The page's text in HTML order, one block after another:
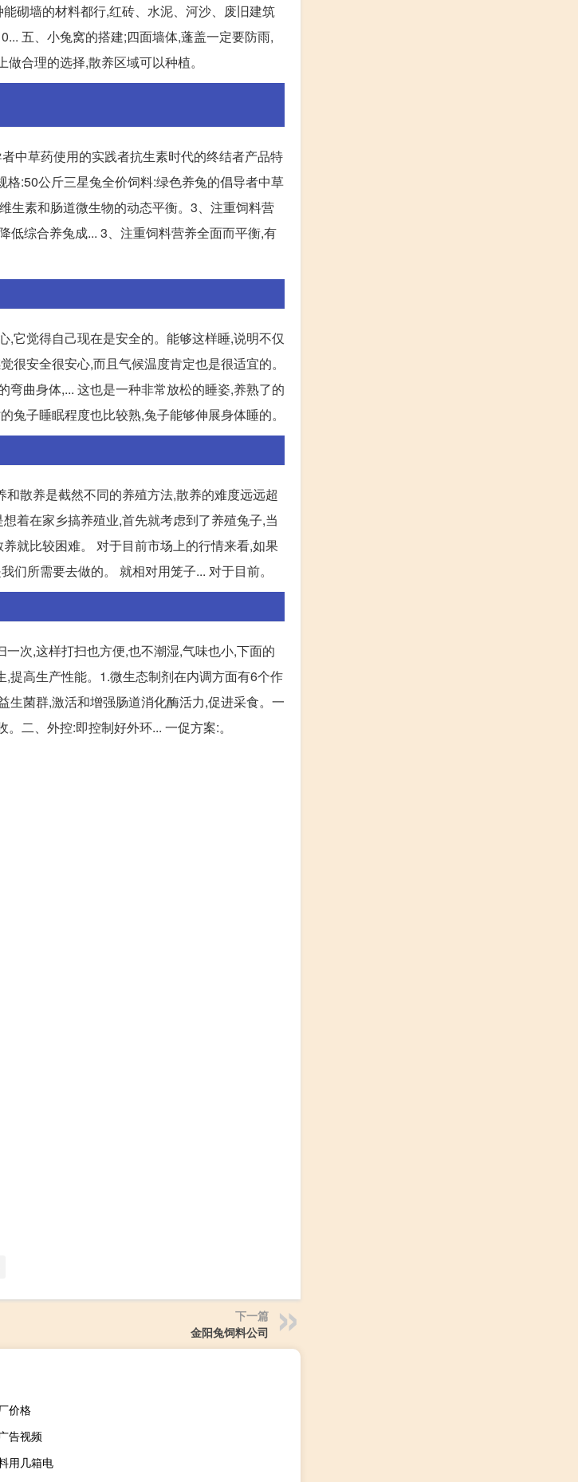
砌墙的材料都行,红砖、水泥、河沙、废旧建筑
五、小兔窝的搭建;四面墙体,蓬盖一定要防雨,
合理的选择,散养区域可以种植。
中草药使用的实践者抗生素时代的终结者产品特
:50公斤三星兔全价饲料:绿色养兔的倡导者中草
生素和肠道微生物的动态平衡。3、注重饲料营
低综合养兔成... 3、注重饲料营养全面而平衡,有
它觉得自己现在是安全的。能够这样睡,说明不仅
安全很安心,而且气候温度肯定也是很适宜的。
曲身体,... 这也是一种非常放松的睡姿,养熟了的
子睡眠程度也比较熟,兔子能够伸展身体睡的。
散养是截然不同的养殖方法,散养的难度远远超
着在家乡搞养殖业,首先就考虑到了养殖兔子,当
就比较困难。 对于目前市场上的行情来看,如果
所需要去做的。 就相对用笼子... 对于目前。
次,这样打扫也方便,也不潮湿,气味也小,下面的
提高生产性能。1.微生态制剂在内调方面有6个作
生菌群,激活和增强肠道消化酶活力,促进采食。一
二、外控:即控制好外环... 一促方案:。
下一篇
金阳兔饲料公司
价格
告视频
用几箱电